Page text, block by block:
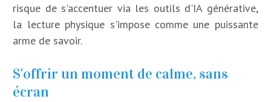
risque de s'accentuer via les outils d'IA générative,
la lecture physique s'impose comme une puissante
arme de savoir.
S'offrir un moment de calme, sans
écran